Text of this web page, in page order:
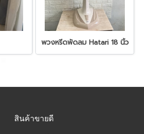
พวงหรีดพัดลม Hatari 18 นิ้ว
สินค้าขายดี